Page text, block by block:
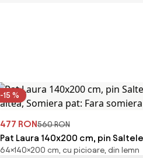
-15 %
477 RON560 RON
Pat Laura 140x200 cm, pin
saltea, Somiera pat: Fara somiera
64×140×200 cm, cu picioare, din lemn